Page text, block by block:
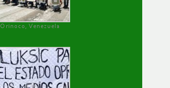
Orinoco, Venezuela